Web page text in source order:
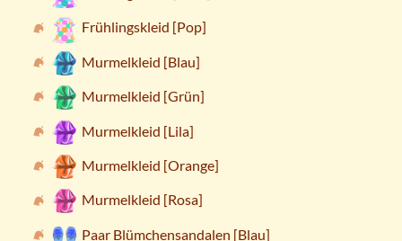
Frühlingskleid [Pop]
Murmelkleid [Blau]
Murmelkleid [Grün]
Murmelkleid [Lila]
Murmelkleid [Orange]
Murmelkleid [Rosa]
Paar Blümchensandalen [Blau]